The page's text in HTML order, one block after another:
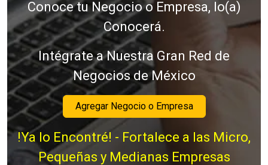
Conoce tu Negocio o Empresa, lo(a)
Conocerá.
Intégrate a Nuestra Gran Red de
Negocios de México
Agregar Negocio o Empresa
!Ya lo Encontré! - Fortalece a las Micro,
Pequeñas y Medianas Empresas